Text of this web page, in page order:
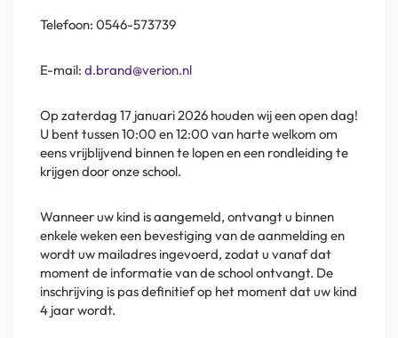
Telefoon: 0546-573739
E-mail: d.brand@verion.nl
Op zaterdag 17 januari 2026 houden wij een open dag!
U bent tussen 10:00 en 12:00 van harte welkom om
eens vrijblijvend binnen te lopen en een rondleiding te
krijgen door onze school.
Wanneer uw kind is aangemeld, ontvangt u binnen
enkele weken een bevestiging van de aanmelding en
wordt uw mailadres ingevoerd, zodat u vanaf dat
moment de informatie van de school ontvangt. De
inschrijving is pas definitief op het moment dat uw kind
4 jaar wordt.